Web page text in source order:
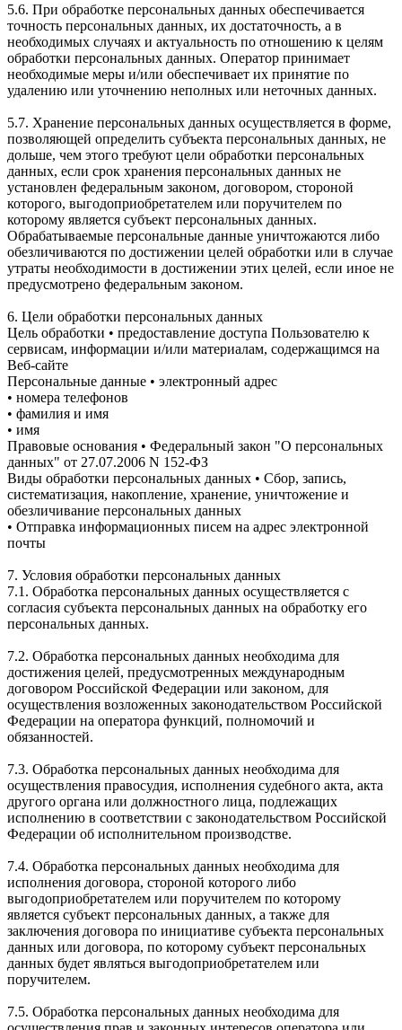
5.6. При обработке персональных данных обеспечивается
точность персональных данных, их достаточность, а в
необходимых случаях и актуальность по отношению к целям
обработки персональных данных. Оператор принимает
необходимые меры и/или обеспечивает их принятие по
удалению или уточнению неполных или неточных данных.
5.7. Хранение персональных данных осуществляется в форме,
позволяющей определить субъекта персональных данных, не
дольше, чем этого требуют цели обработки персональных
данных, если срок хранения персональных данных не
установлен федеральным законом, договором, стороной
которого, выгодоприобретателем или поручителем по
которому является субъект персональных данных.
Обрабатываемые персональные данные уничтожаются либо
обезличиваются по достижении целей обработки или в случае
утраты необходимости в достижении этих целей, если иное не
предусмотрено федеральным законом.
6. Цели обработки персональных данных
Цель обработки • предоставление доступа Пользователю к
сервисам, информации и/или материалам, содержащимся на
Веб-сайте
Персональные данные • электронный адрес
• номера телефонов
• фамилия и имя
• имя
Правовые основания • Федеральный закон "О персональных
данных" от 27.07.2006 N 152-ФЗ
Виды обработки персональных данных • Сбор, запись,
систематизация, накопление, хранение, уничтожение и
обезличивание персональных данных
• Отправка информационных писем на адрес электронной
почты
7. Условия обработки персональных данных
7.1. Обработка персональных данных осуществляется с
согласия субъекта персональных данных на обработку его
персональных данных.
7.2. Обработка персональных данных необходима для
достижения целей, предусмотренных международным
договором Российской Федерации или законом, для
осуществления возложенных законодательством Российской
Федерации на оператора функций, полномочий и
обязанностей.
7.3. Обработка персональных данных необходима для
осуществления правосудия, исполнения судебного акта, акта
другого органа или должностного лица, подлежащих
исполнению в соответствии с законодательством Российской
Федерации об исполнительном производстве.
7.4. Обработка персональных данных необходима для
исполнения договора, стороной которого либо
выгодоприобретателем или поручителем по которому
является субъект персональных данных, а также для
заключения договора по инициативе субъекта персональных
данных или договора, по которому субъект персональных
данных будет являться выгодоприобретателем или
поручителем.
7.5. Обработка персональных данных необходима для